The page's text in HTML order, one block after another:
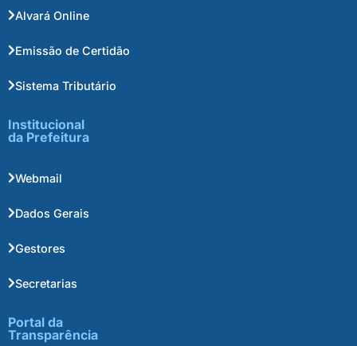
Alvará Online
Emissão de Certidão
Sistema Tributário
Institucional
da Prefeitura
Webmail
Dados Gerais
Gestores
Secretarias
Portal da
Transparência